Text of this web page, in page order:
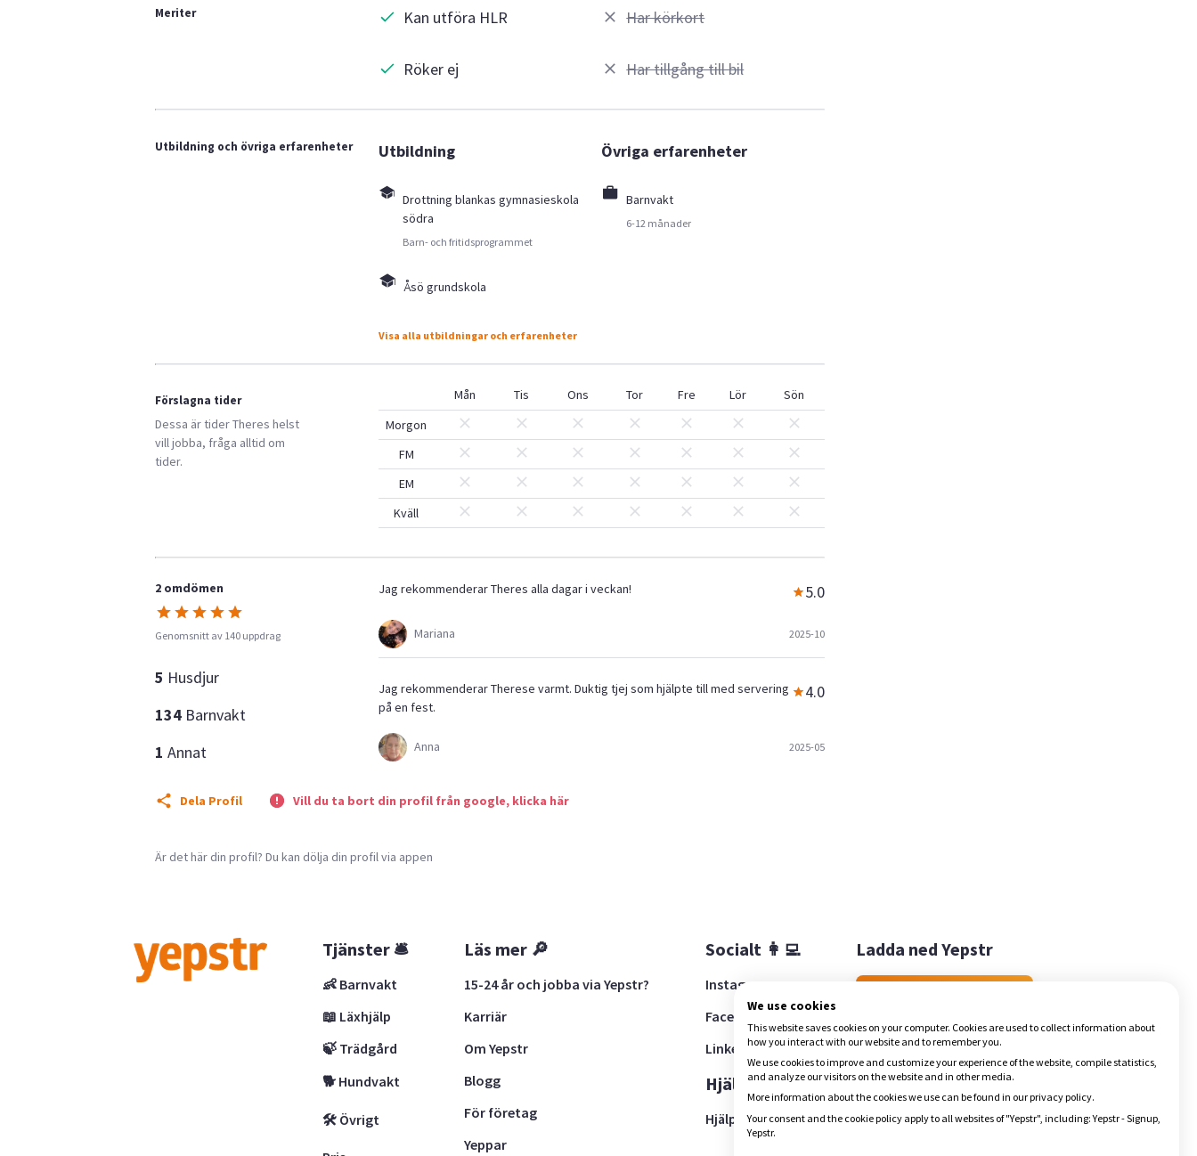
Meriter Kan utföra HLR
Röker ej
Har körkort
Har tillgång till bil
Utbildning och övriga erfarenheter Utbildning
Drottning blankas gymnasieskola
södra
Barn- och fritidsprogrammet
Åsö grundskola
Övriga erfarenheter
Barnvakt
6-12 månader
Visa alla utbildningar och erfarenheter
Förslagna tider
Dessa är tiderTheres helst
vill jobba, fråga alltid om
tider.
Mån Tis Ons Tor Fre Lör
Sön
Morgon
FM
EM
Kväll
2 omdömen
Genomsnitt av 140 uppdrag
5 Husdjur
134 Barnvakt
1 Annat
Jag rekommenderar Theres alla dagar i veckan! 5.0
Mariana 2025-10
Jag rekommenderar Therese varmt. Duktig tjej som hjälpte till med servering
på en fest.
4.0
Anna 2025-05
Dela Profil Vill du ta bort din profil från google, klicka här
Är det här din profil? Du kan dölja din profil via appen
Tjänster 🛎
👶 Barnvakt
📖 Läxhjälp
🍃 Trädgård
🐕 Hundvakt
🛠 Övrigt
Läs mer 🔎
15-24 år och jobba via Yepstr?
Karriär
Om Yepstr
Blogg
För företag
Yeppar
Socialt 👩‍💻
Instagram
Facebook
LinkedIn
Hjälp 🚨
Hjälpcenter
Ladda ned Yepstr
We use cookies
This website saves cookies on your computer. Cookies are used to collect information about
how you interact with our website and to remember you.
We use cookies to improve and customize your experience of the website, compile statistics,
and analyze our visitors on the website and in other media.
More information about the cookies we use can be found in our privacy policy.
Your consent and the cookie policy apply to all websites of "Yepstr", including: Yepstr - Signup,
Yepstr.